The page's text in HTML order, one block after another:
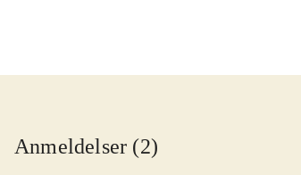
Anmeldelser (2)